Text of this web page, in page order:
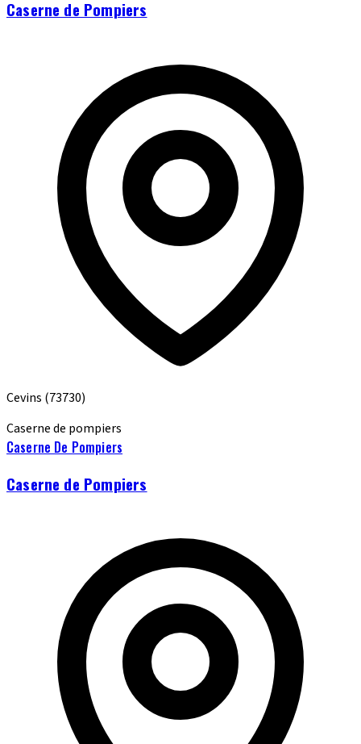
Caserne de Pompiers
Cevins (73730)
Caserne de pompiers
Caserne De Pompiers
Caserne de Pompiers